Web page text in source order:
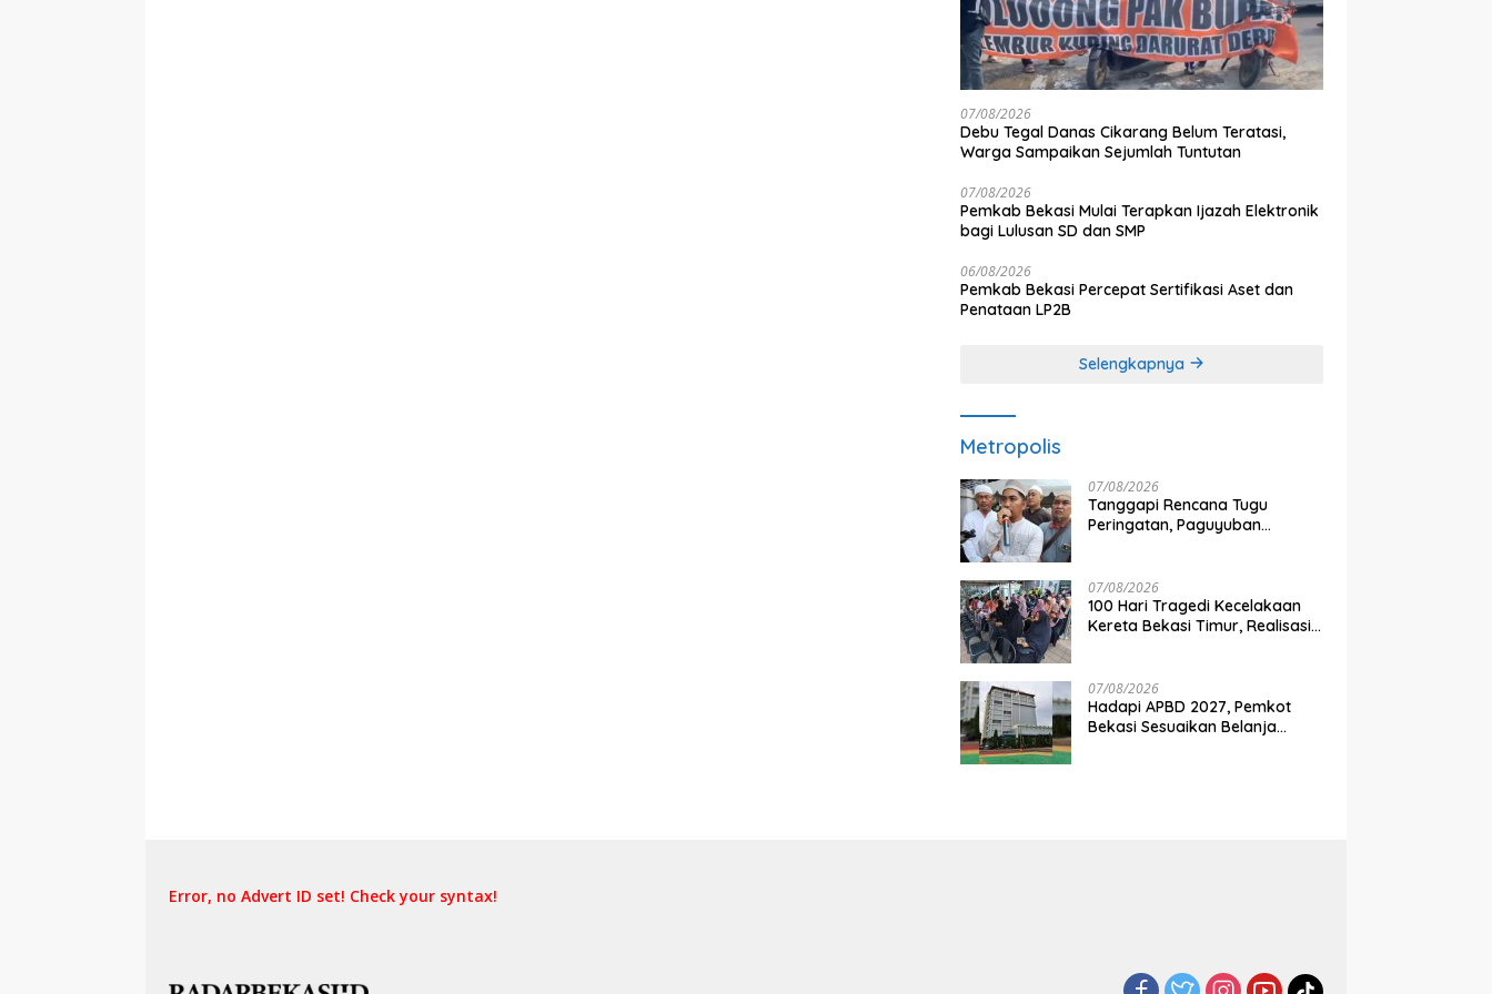
07/08/2026
Debu Tegal Danas Cikarang Belum Teratasi,
Warga Sampaikan Sejumlah Tuntutan
07/08/2026
Pemkab Bekasi Mulai Terapkan Ijazah Elektronik
bagi Lulusan SD dan SMP
06/08/2026
Pemkab Bekasi Percepat Sertifikasi Aset dan
Penataan LP2B
Selengkapnya
Metropolis
07/08/2026
Tanggapi Rencana Tugu
Peringatan, Paguyuban
Perbaikan Sistem Keselamatan
Lebih Dulu
07/08/2026
100 Hari Tragedi Kecelakaan
Kereta Bekasi Timur, Realisasi
07/08/2026
Hadapi APBD 2027, Pemkot
Bekasi Sesuaikan Belanja
Error, no Advert ID set! Check your syntax!